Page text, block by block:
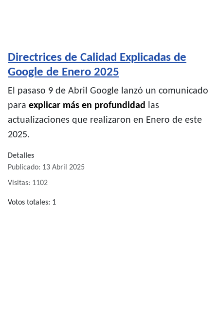
Directrices de Calidad Explicadas de
Google de Enero 2025
El pasaso 9 de Abril Google lanzó un comunicado
para explicar más en profundidad las
actualizaciones que realizaron en Enero de este
2025.
Detalles
Publicado: 13 Abril 2025
Visitas: 1102
Ratio:5/5
Votos totales: 1